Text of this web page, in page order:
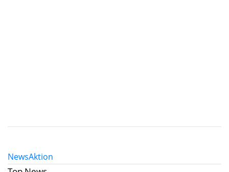
NewsAktion